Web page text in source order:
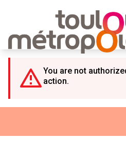
You are not
action.